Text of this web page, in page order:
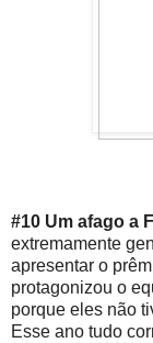
#10 Um afago a
extremamente
apresentar o
protagonizou o
porque eles não
Esse ano tudo